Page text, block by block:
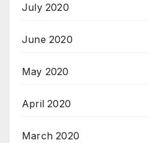
July 2020
June 2020
May 2020
April 2020
March 2020